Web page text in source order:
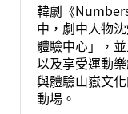
韓劇《
中，劇中人物
體驗中心」，
以及享受運動
與體驗山嶽文
動場。